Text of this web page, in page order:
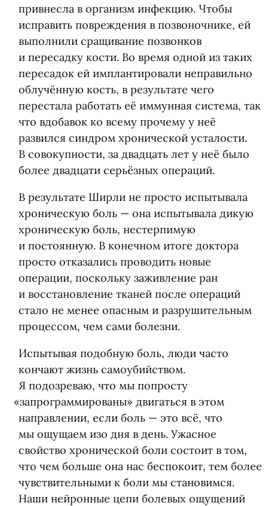
привнесла в организм инфекцию. Чтобы
исправить повреждения в позвоночнике, ей
выполнили сращивание позвонков
и пересадку кости. Во время одной из таких
пересадок ей имплантировали неправильно
облучённую кость, в результате чего
перестала работать её иммунная система, так
что вдобавок ко всему прочему у неё
развился синдром хронической усталости.
В совокупности, за двадцать лет у неё было
более двадцати серьёзных операций.
В результате Ширли не просто испытывала
хроническую боль — она испытывала дикую
хроническую боль, нестерпимую
и постоянную. В конечном итоге доктора
просто отказались проводить новые
операции, поскольку заживление ран
и восстановление тканей после операций
стало не менее опасным и разрушительным
процессом, чем сами болезни.
Испытывая подобную боль, люди часто
кончают жизнь самоубийством.
Я подозреваю, что мы попросту
«запрограммированы» двигаться в этом
направлении, если боль — это всё, что
мы ощущаем изо дня в день. Ужасное
свойство хронической боли состоит в том,
что чем больше она нас беспокоит, тем более
чувствительными к боли мы становимся.
Наши нейронные цепи болевых ощущений